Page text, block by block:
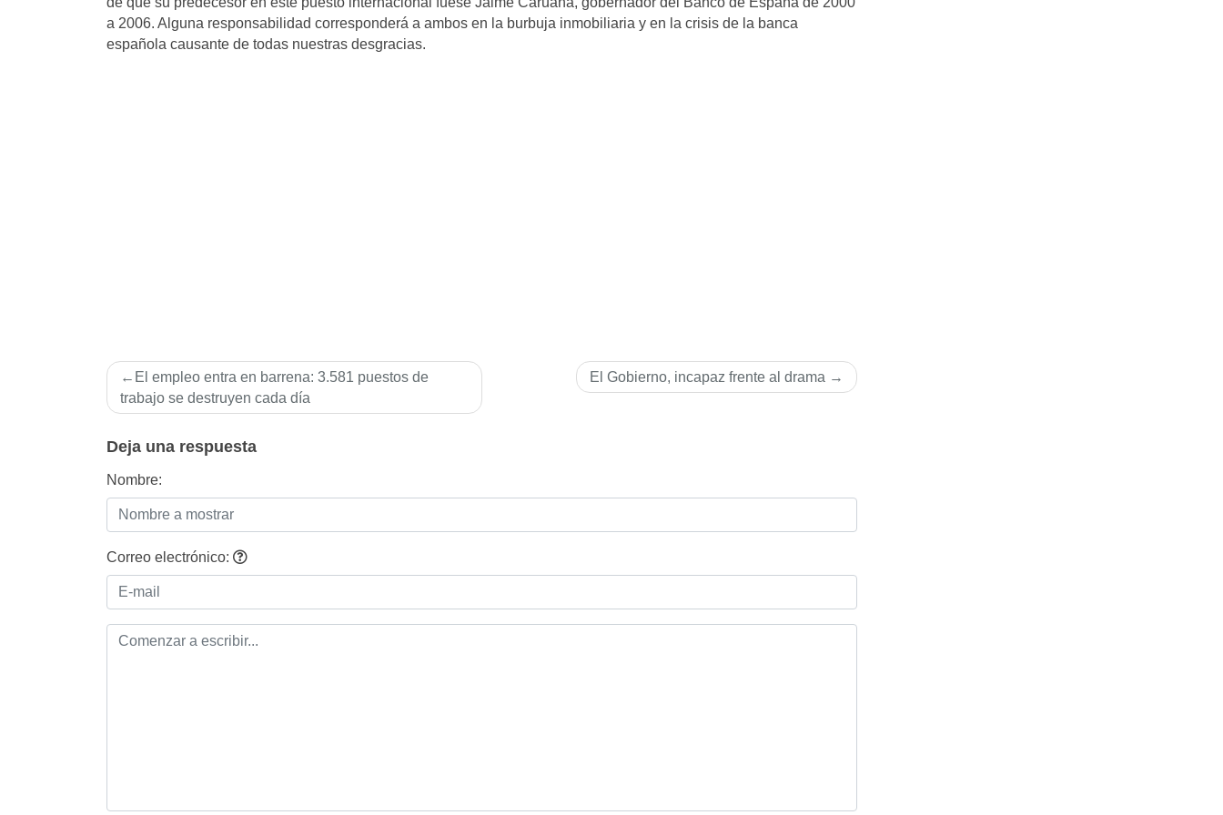
a 2006. Alguna responsabilidad corresponderá a ambos en la burbuja inmobiliaria y en la crisis de la banca
española causante de todas nuestras desgracias.
Navegación
de
El empleo entra en barrena: 3.581 puestos de
trabajo se destruyen cada dí­a
El Gobierno, incapaz frente al drama
Deja una respuesta
Nombre:
Correo electrónico: